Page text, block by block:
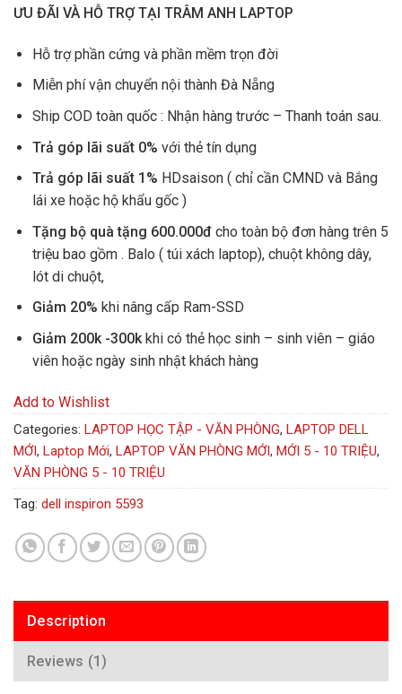
ƯU ĐÃI VÀ HỖ TRỢ TẠI TRÂM ANH LAPTOP
Hỗ trợ phần cứng và phần mềm trọn đời
Miễn phí vận chuyển nội thành Đà Nẵng
Ship COD toàn quốc : Nhận hàng trước – Thanh toán sau.
Trả góp lãi suất 0% với thẻ tín dụng
Trả góp lãi suất 1% HDsaison ( chỉ cần CMND và Bắng
lái xe hoặc hộ khẩu gốc )
Tặng bộ quà tặng 600.000đ cho toàn bộ đơn hàng trên 5
triệu bao gồm . Balo ( túi xách laptop), chuột không dây,
lót di chuột,
Giảm 20% khi nâng cấp Ram-SSD
Giảm 200k -300kkhi có thẻ học sinh – sinh viên – giáo
viên hoặc ngày sinh nhật khách hàng
Add to Wishlist
Categories: LAPTOP HỌC TẬP - VĂN PHÒNG, LAPTOP DELL
MỚI, Laptop Mới, LAPTOP VĂN PHÒNG MỚI, MỚI 5 - 10 TRIỆU,
VĂN PHÒNG 5 - 10 TRIỆU
Tag: dell inspiron 5593
Description
Reviews (1)